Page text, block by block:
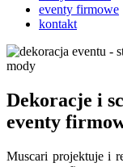
eventy firmowe
kontakt
Dekoracje i
eventy
Muscari projektuje i